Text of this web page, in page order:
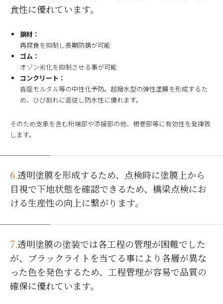
食性に優れています。
鋼材：
再腐食を抑制し長期防錆が可能
ゴム：
オゾン劣化を抑制させる事が可能
コンクリート：
沓座モルタル等の中性化予防。超撥水型の弾性塗膜を形成するた
め、ひび割れに追従し防水性に優れます。
そのため支承を含む桁端部や添接部の他、根巻部等に有効性を発揮致
します。
6.透明塗膜を形成するため、点検時に塗膜上から
目視で下地状態を確認できるため、橋梁点検にお
ける生産性の向上に繋がります。
7.透明塗膜の塗装では各工程の管理が困難でした
が、ブラックライトを当てる事により各層が異な
った色を発色するため、工程管理が容易で品質の
確保に優れています。